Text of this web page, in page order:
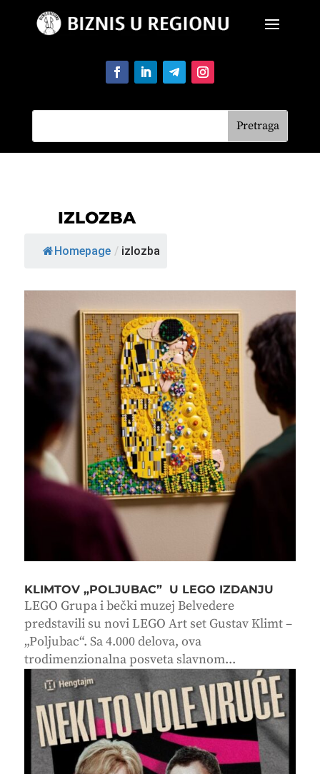
IZLOZBA
Homepage / izlozba
KLIMTOV „POLJUBAC” U LEGO IZDANJU
LEGO Grupa i bečki muzej Belvedere
predstavili su novi LEGO Art set Gustav Klimt –
„Poljubac“. Sa 4.000 delova, ova
trodimenzionalna posveta slavnom...